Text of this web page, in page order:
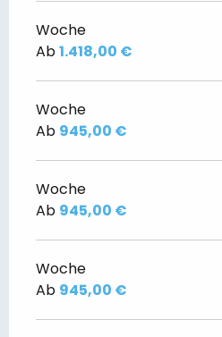
Woche
Ab1.418,00 €
Woche
Ab 945,00 €
Woche
Ab 945,00 €
Woche
Ab 945,00 €